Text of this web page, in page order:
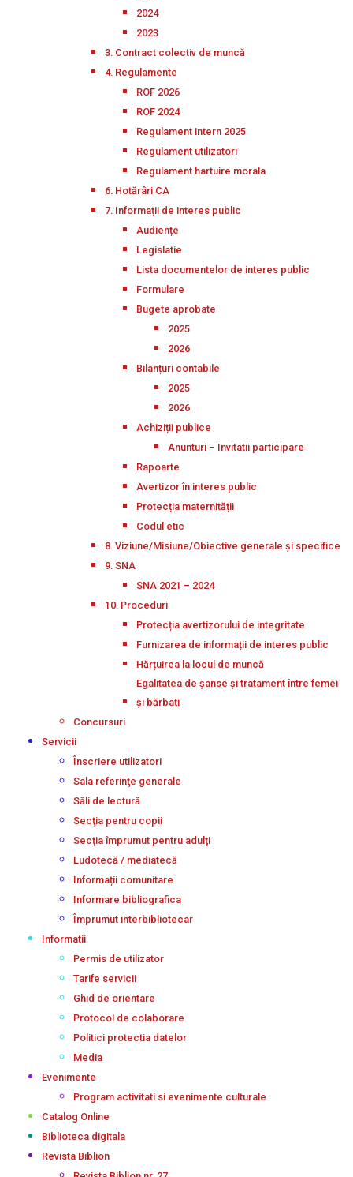
2024
2023
3. Contract colectiv de muncă
4. Regulamente
ROF 2026
ROF 2024
Regulament intern 2025
Regulament utilizatori
Regulament hartuire morala
6. Hotărâri CA
7. Informații de interes public
Audiențe
Legislatie
Lista documentelor de interes public
Formulare
Bugete aprobate
2025
2026
Bilanțuri contabile
2025
2026
Achiziții publice
Anunturi – Invitatii participare
Rapoarte
Avertizor în interes public
Protecția maternității
Codul etic
8. Viziune/Misiune/Obiective generale și specifice
9. SNA
SNA 2021 – 2024
10. Proceduri
Protecția avertizorului de integritate
Furnizarea de informații de interes public
Hărțuirea la locul de muncă
Egalitatea de șanse și tratament între femei
și bărbați
Concursuri
Servicii
Înscriere utilizatori
Sala referinţe generale
Săli de lectură
Secţia pentru copii
Secţia împrumut pentru adulţi
Ludotecă / mediatecă
Informații comunitare
Informare bibliografica
Împrumut interbibliotecar
Informatii
Permis de utilizator
Tarife servicii
Ghid de orientare
Protocol de colaborare
Politici protectia datelor
Media
Evenimente
Program activitati si evenimente culturale
Catalog Online
Biblioteca digitala
Revista Biblion